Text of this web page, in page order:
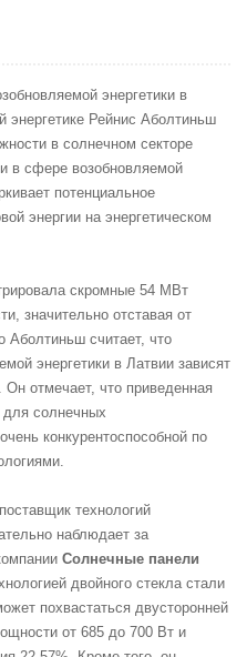
энергетики в
энергетике Рейнис Аболтиньш
в солнечном секторе
в сфере возобновляемой
потенциальное
энергии на энергетическом
скромные 54 МВт
значительно отставая от
Аболтиньш считает, что
энергетики в Латвии зависят
отмечает, что приведенная
для солнечных
конкурентоспособной по
технологий
наблюдает за
Солнечные панели
двойного стекла стали
похвастаться двусторонней
от 685 до 700 Вт и